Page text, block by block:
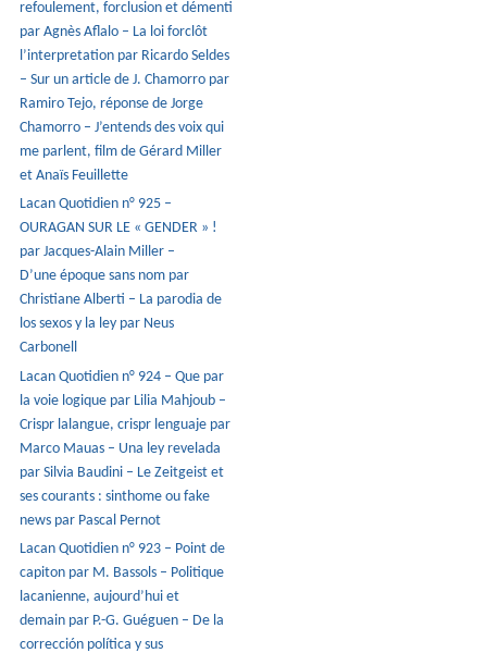
refoulement, forclusion et démenti
par Agnès Aflalo – La loi forclôt
l’interpretation par Ricardo Seldes
– Sur un article de J. Chamorro par
Ramiro Tejo, réponse de Jorge
Chamorro – J’entends des voix qui
me parlent, film de Gérard Miller
et Anaïs Feuillette
Lacan Quotidien n° 925 –
OURAGAN SUR LE « GENDER » !
par Jacques-Alain Miller –
D’une époque sans nom par
Christiane Alberti – La parodia de
los sexos y la ley par Neus
Carbonell
Lacan Quotidien n° 924 – Que par
la voie logique par Lilia Mahjoub –
Crispr lalangue, crispr lenguaje par
Marco Mauas – Una ley revelada
par Silvia Baudini – Le Zeitgeist et
ses courants : sinthome ou fake
news par Pascal Pernot
Lacan Quotidien n° 923 – Point de
capiton par M. Bassols – Politique
lacanienne, aujourd’hui et
demain par P.-G. Guéguen – De la
corrección política y sus